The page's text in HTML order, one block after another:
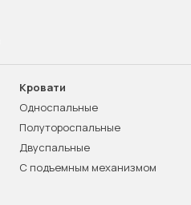
Кровати
Односпальные
Полутороспальные
Двуспальные
С подъемным механизмом